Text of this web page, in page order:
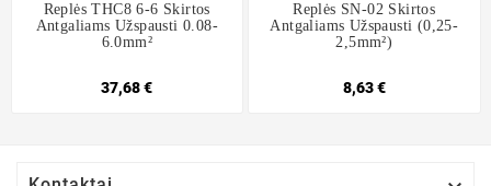
Replės THC8 6-6 Skirtos
Antgaliams Užspausti 0.08-
6.0mm²
37,68 €
Replės SN-02 Skirtos
Antgaliams Užspausti (0,25-
2,5mm²)
8,63 €